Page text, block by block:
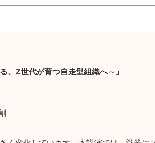
、Z世代が育つ自走型組織へ～」